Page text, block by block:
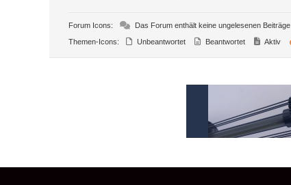
Forum Icons: Das Forum enthält keine ungelesenen Beiträge
Themen-Icons:
Unbeantwortet Beantwortet Aktiv